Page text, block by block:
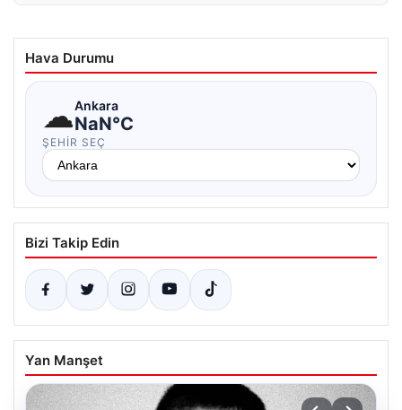
Hava Durumu
☁Ankara
NaN°C
ŞEHIR SEÇ
Bizi Takip Edin
Yan Manşet